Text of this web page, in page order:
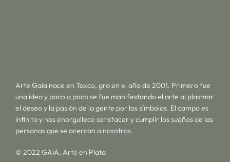
Arte Gaia nace en Taxco, gro en el año de 2001. Primero fue
una idea y poco a poco se fue manifestando el arte al plasmar
el deseo y la pasión de la gente por los símbolos. El campo es
infinito y nos enorgullece satisfacer y cumplir los sueños de las
personas que se acercan a nosotros.
© 2022 GAIA, Arte en Plata